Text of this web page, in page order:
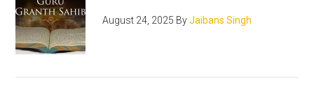
August 24, 2025 ByJaibans Singh